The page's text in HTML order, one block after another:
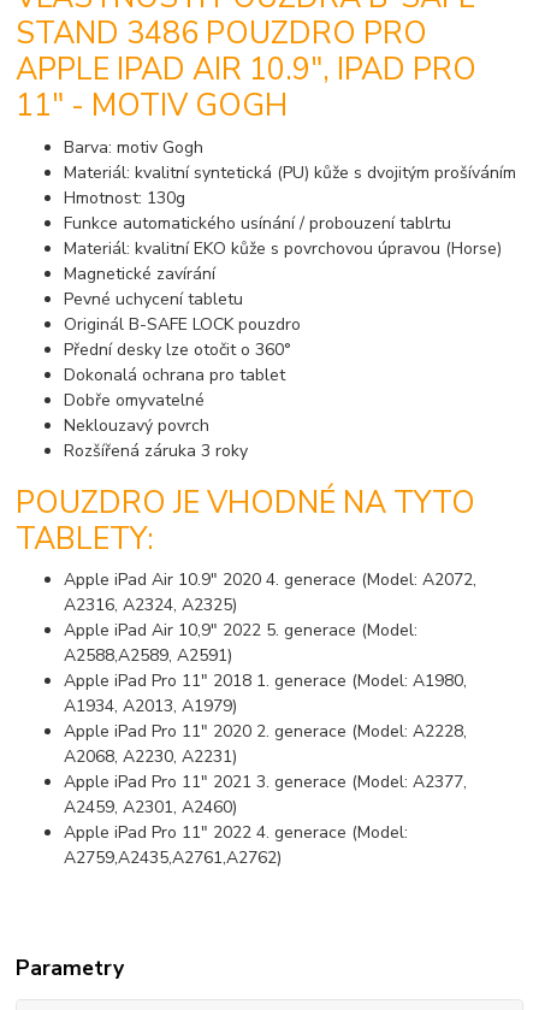
STAND 3486 POUZDRO PRO
APPLE IPAD AIR 10.9", IPAD PRO
11" - MOTIV GOGH
Barva: motiv Gogh
Materiál: kvalitní syntetická (PU) kůže s dvojitým prošíváním
Hmotnost: 130g
Funkce automatického usínání / probouzení tablrtu
Materiál: kvalitní EKO kůže s povrchovou úpravou (Horse)
Magnetické zavírání
Pevné uchycení tabletu
Originál B-SAFE LOCK pouzdro
Přední desky lze otočit o 360°
Dokonalá ochrana pro tablet
Dobře omyvatelné
Neklouzavý povrch
Rozšířená záruka 3 roky
POUZDRO JE VHODNÉ NA TYTO
TABLETY:
Apple iPad Air 10.9" 2020 4. generace (Model: A2072,
A2316, A2324, A2325)
Apple iPad Air 10,9" 2022 5. generace (Model:
A2588,A2589, A2591)
Apple iPad Pro 11" 2018 1. generace (Model: A1980,
A1934, A2013, A1979)
Apple iPad Pro 11" 2020 2. generace (Model: A2228,
A2068, A2230, A2231)
Apple iPad Pro 11" 2021 3. generace (Model: A2377,
A2459, A2301, A2460)
Apple iPad Pro 11" 2022 4. generace (Model:
A2759,A2435,A2761,A2762)
Parametry